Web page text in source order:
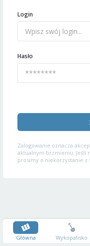
Login
Hasło
Zalogowanie oznacza
aktualnym brzmieniu. Jeśli
prosimy o niekorzystanie z
Główna Wykopalisko